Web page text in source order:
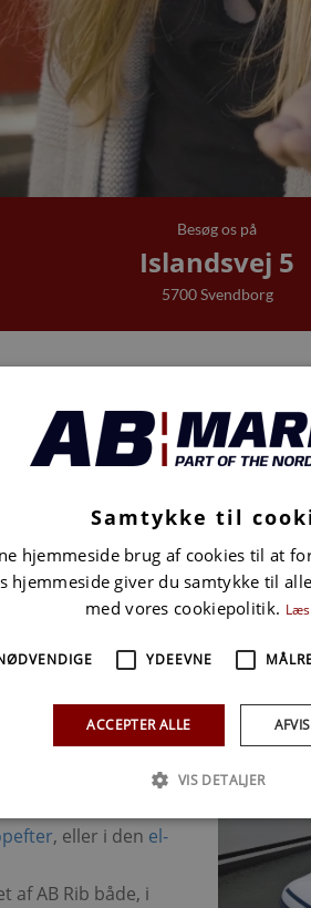
Besøg os på
Islandsvej 5
5700 Svendborg
5 ÅRS GARANTI
korrekt, hos en autoriseret
tilbydes du 5 års(*) garanti på din
påhængsmotor.
*) Der kan forekomme
af påhængsmotorer
, eller i den el-
af AB Rib både, i
Samtykke til
hjemmeside brug af cookies til at
hjemmeside giver du samtykke til
med vores cookiepolitik.
YDEEVNE
ACCEPTER ALLE
VIS DETALJER